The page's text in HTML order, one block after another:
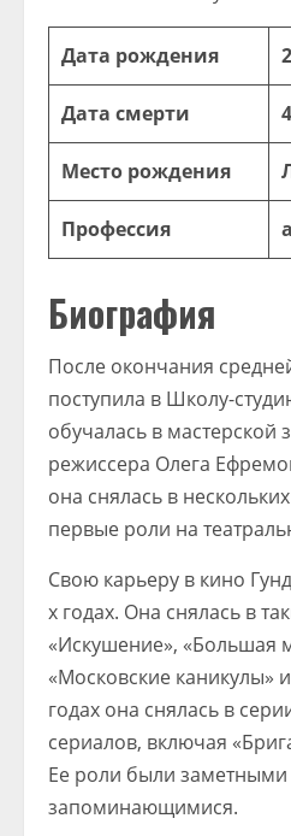
Дата рождения
Дата смерти
Место рождения
Профессия
Биография
После окончания
поступила в Школу-
обучалась в мастерской
режиссера Олега
она снялась в
первые роли на
Свою карьеру в кино
х годах. Она снялась в
«Искушение», «Большая
«Московские каникулы»
годах она снялась в
сериалов, включая
Ее роли были заметными
запоминающимися.